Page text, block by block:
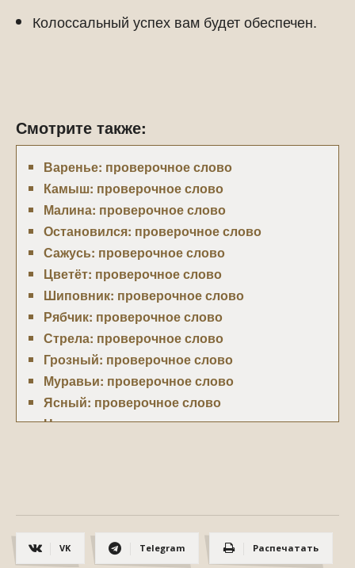
Колоссальный успех вам будет обеспечен.
Смотрите также:
Варенье: проверочное слово
Камыш: проверочное слово
Малина: проверочное слово
Остановился: проверочное слово
Сажусь: проверочное слово
Цветёт: проверочное слово
Шиповник: проверочное слово
Рябчик: проверочное слово
Стрела: проверочное слово
Грозный: проверочное слово
Муравьи: проверочное слово
Ясный: проверочное слово
Ножка: проверочное слово
Свищу: проверочное слово
Кружка: проверочное слово
VK Telegram Распечатать